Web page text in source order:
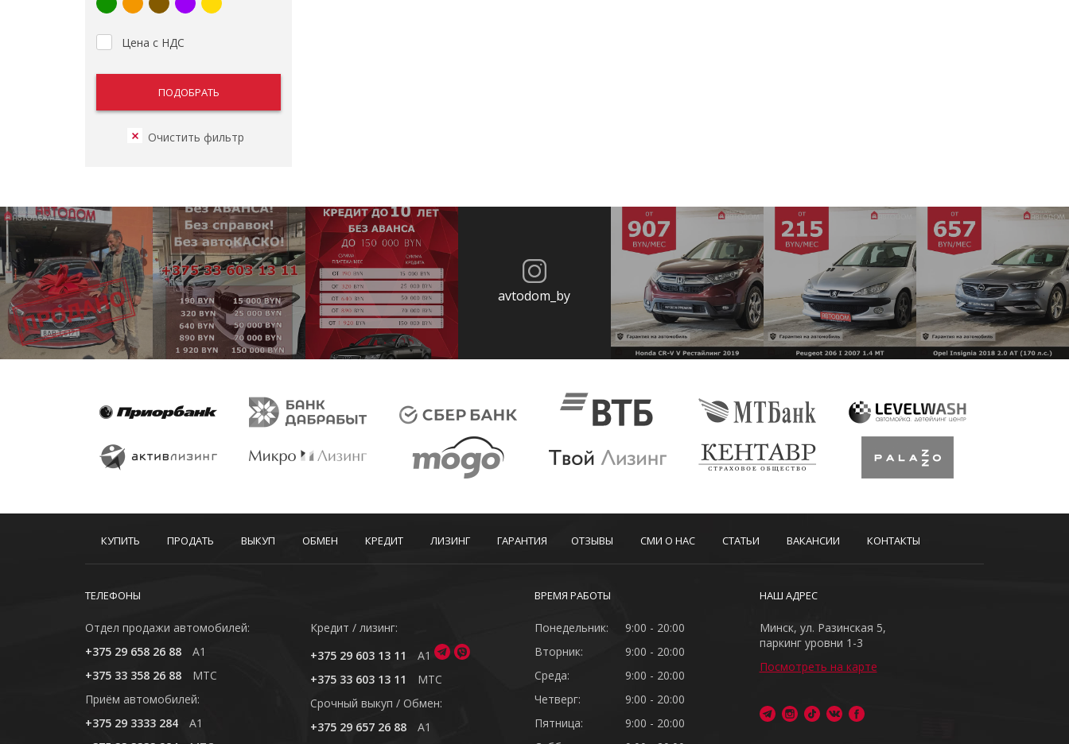
Цена с НДС
avtodom_by
КУПИТЬ ПРОДАТЬ ВЫКУП ОБМЕН КРЕДИТ ЛИЗИНГ ГАРАНТИЯ ОТЗЫВЫ СМИ О НАС СТАТЬИ ВАКАНСИИ КОНТАКТЫ
ТЕЛЕФОНЫ
Отдел продажи автомобилей:
+375 29 658 26 88
A1
+375 33 358 26 88
MTC
Приём автомобилей:
+375 29 3333 284
A1
Кредит / лизинг:
+375 29 603 13 11
A1
+375 33 603 13 11
MTC
Cрочный выкуп / Обмен:
+375 29 657 26 88
A1
ВРЕМЯ РАБОТЫ
Понедельник:
9:00 - 20:00
Вторник:
9:00 - 20:00
Среда:
9:00 - 20:00
Четверг:
9:00 - 20:00
Пятница:
9:00 - 20:00
НАШ АДРЕС
Минск, ул. Разинская 5,
паркинг уровни 1-3
Посмотреть на карте